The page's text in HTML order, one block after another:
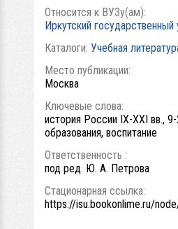
Относится к ВУЗу(ам):
Иркутский государственный
Каталоги: Учебная
Место публикации:
Москва
Ключевые слова:
история России IX-XXI вв.,
образования, воспитание
Ответственность :
под ред. Ю. А. Петрова
Стационарная ссылка:
https://isu.bookonlime.ru/